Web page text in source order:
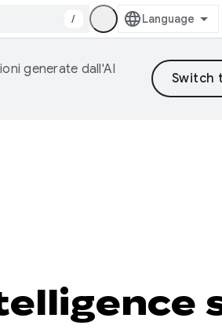
/
generate dall'AI